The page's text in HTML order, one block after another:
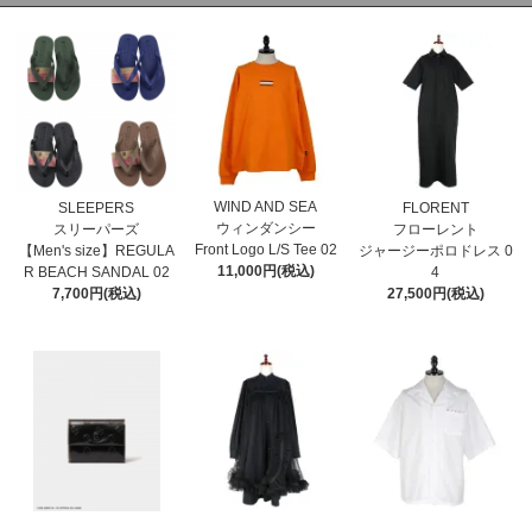
SLEEPERS
スリーパーズ
【Men's size】REGULA
R BEACH SANDAL 02
7,700円(税込)
WIND AND SEA
ウィンダンシー
Front Logo L/S Tee 02
11,000円(税込)
FLORENT
フローレント
ジャージーポロドレス 0
4
27,500円(税込)